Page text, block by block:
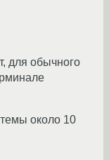
для обычного
темы около 10